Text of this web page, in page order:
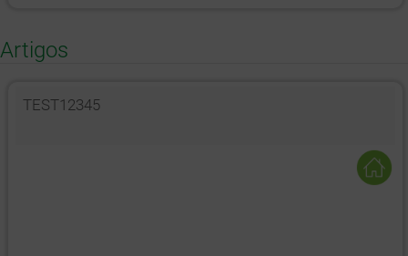
Artigos
TEST12345